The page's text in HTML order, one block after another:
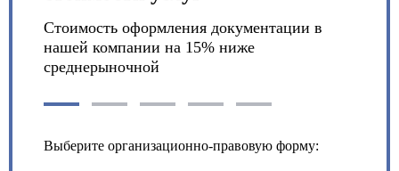
Стоимость оформления документации в
нашей компании на 15% ниже
среднерыночной
Выберите организационно-правовую форму: